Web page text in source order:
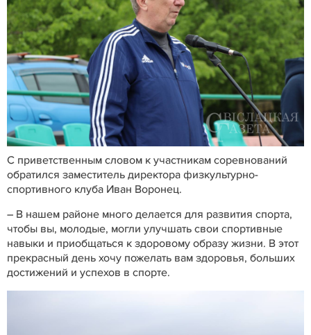
С приветственным словом к участникам соревнований
обратился заместитель директора физкультурно-
спортивного клуба Иван Воронец.
– В нашем районе много делается для развития спорта,
чтобы вы, молодые, могли улучшать свои спортивные
навыки и приобщаться к здоровому образу жизни. В этот
прекрасный день хочу пожелать вам здоровья, больших
достижений и успехов в спорте.